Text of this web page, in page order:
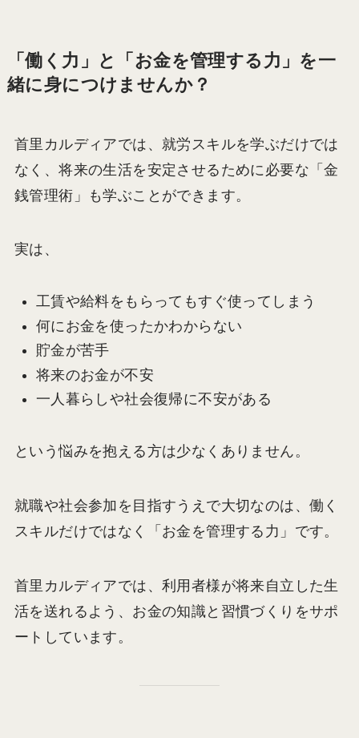
「働く力」と「お金を管理する力」を一
緒に身につけませんか？
首里カルディアでは、就労スキルを学ぶだけでは
なく、将来の生活を安定させるために必要な「金
銭管理術」も学ぶことができます。
実は、
工賃や給料をもらってもすぐ使ってしまう
何にお金を使ったかわからない
貯金が苦手
将来のお金が不安
一人暮らしや社会復帰に不安がある
という悩みを抱える方は少なくありません。
就職や社会参加を目指すうえで大切なのは、働く
スキルだけではなく「お金を管理する力」です。
首里カルディアでは、利用者様が将来自立した生
活を送れるよう、お金の知識と習慣づくりをサポ
ートしています。